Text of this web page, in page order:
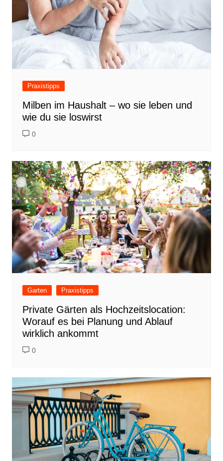
Praxistipps
Milben im Haushalt – wo sie leben und
wie du sie loswirst
0
Garten Praxistipps
Private Gärten als Hochzeitslocation:
Worauf es bei Planung und Ablauf
wirklich ankommt
0